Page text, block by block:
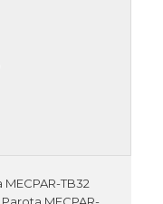
TB32